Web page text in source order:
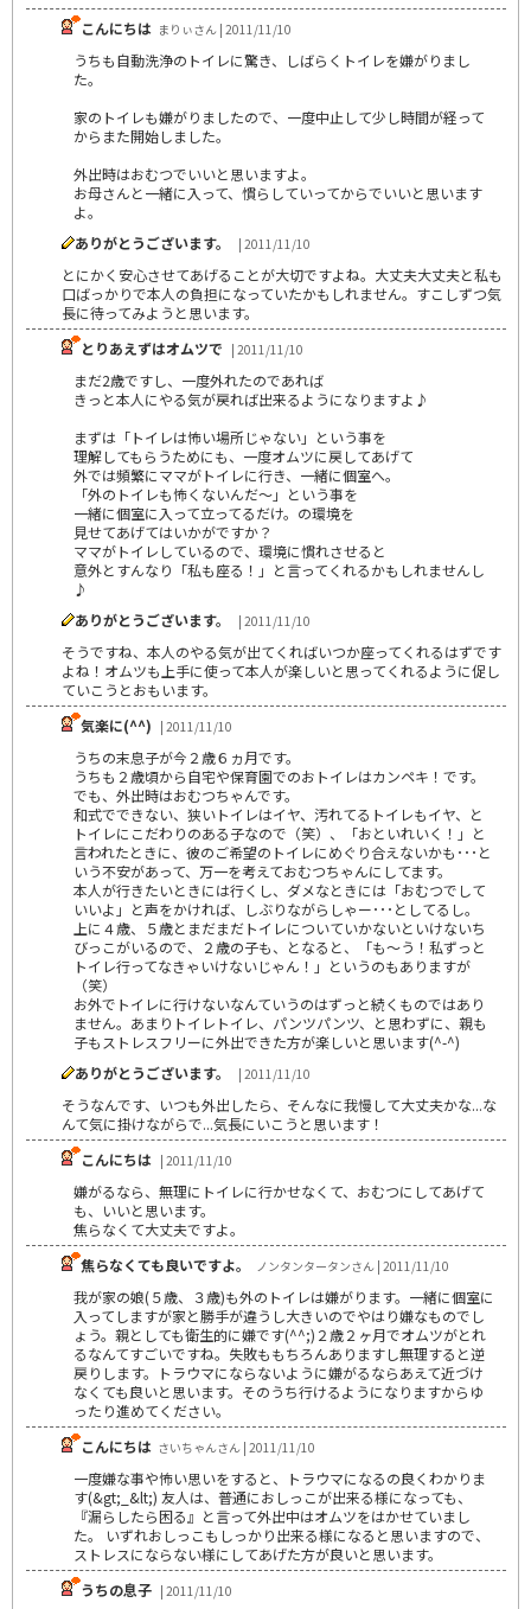
こんにちは まりぃさん | 2011/11/10
うちも自動洗浄のトイレに驚き、しばらくトイレを嫌がりまし
た。
家のトイレも嫌がりましたので、一度中止して少し時間が経って
からまた開始しました。
外出時はおむつでいいと思いますよ。
お母さんと一緒に入って、慣らしていってからでいいと思います
よ。
ありがとうございます。
| 2011/11/10
とにかく安心させてあげることが大切ですよね。大丈夫大丈夫と私も
口ばっかりで本人の負担になっていたかもしれません。すこしずつ気
長に待ってみようと思います。
とりあえずはオムツで | 2011/11/10
まだ2歳ですし、一度外れたのであれば
きっと本人にやる気が戻れば出来るようになりますよ♪
まずは「トイレは怖い場所じゃない」という事を
理解してもらうためにも、一度オムツに戻してあげて
外では頻繁にママがトイレに行き、一緒に個室へ。
「外のトイレも怖くないんだ～」という事を
一緒に個室に入って立ってるだけ。の環境を
見せてあげてはいかがですか？
ママがトイレしているので、環境に慣れさせると
意外とすんなり「私も座る！」と言ってくれるかもしれませんし
♪
ありがとうございます。
| 2011/11/10
そうですね、本人のやる気が出てくればいつか座ってくれるはずです
よね！オムツも上手に使って本人が楽しいと思ってくれるように促し
ていこうとおもいます。
気楽に(^^) | 2011/11/10
うちの末息子が今２歳６ヵ月です。
うちも２歳頃から自宅や保育園でのおトイレはカンペキ！です。
でも、外出時はおむつちゃんです。
和式でできない、狭いトイレはイヤ、汚れてるトイレもイヤ、と
トイレにこだわりのある子なので（笑）、「おといれいく！」と
言われたときに、彼のご希望のトイレにめぐり合えないかも･･･と
いう不安があって、万一を考えておむつちゃんにしてます。
本人が行きたいときには行くし、ダメなときには「おむつでして
いいよ」と声をかければ、しぶりながらしゃー･･･としてるし。
上に４歳、５歳とまだまだトイレについていかないといけないち
びっこがいるので、２歳の子も、となると、「も～う！私ずっと
トイレ行ってなきゃいけないじゃん！」というのもありますが
（笑）
お外でトイレに行けないなんていうのはずっと続くものではあり
ません。あまりトイレトイレ、パンツパンツ、と思わずに、親も
子もストレスフリーに外出できた方が楽しいと思います(^-^)
ありがとうございます。
| 2011/11/10
そうなんです、いつも外出したら、そんなに我慢して大丈夫かな...な
んて気に掛けながらで...気長にいこうと思います！
こんにちは | 2011/11/10
嫌がるなら、無理にトイレに行かせなくて、おむつにしてあげて
も、いいと思います。
焦らなくて大丈夫ですよ。
焦らなくても良いですよ。
ノンタンタータンさん | 2011/11/10
我が家の娘(５歳、３歳)も外のトイレは嫌がります。一緒に個室に
入ってしますが家と勝手が違うし大きいのでやはり嫌なものでし
ょう。親としても衛生的に嫌です(^^;)２歳２ヶ月でオムツがとれ
るなんてすごいですね。失敗ももちろんありますし無理すると逆
戻りします。トラウマにならないように嫌がるならあえて近づけ
なくても良いと思います。そのうち行けるようになりますからゆ
ったり進めてください。
こんにちは さいちゃんさん | 2011/11/10
一度嫌な事や怖い思いをすると、トラウマになるの良くわかりま
す(&gt;_&lt;) 友人は、普通におしっこが出来る様になっても、
『漏らしたら困る』と言って外出中はオムツをはかせていまし
た。 いずれおしっこもしっかり出来る様になると思いますので、
ストレスにならない様にしてあげた方が良いと思います。
うちの息子 | 2011/11/10